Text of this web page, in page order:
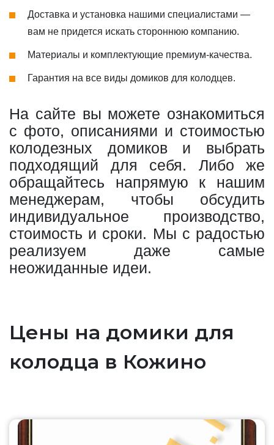
Доставка и установка нашими специалистами —
вам не придется искать стороннюю компанию.
Материалы и комплектующие премиум-качества.
Гарантия на все виды домиков для колодцев.
На сайте вы можете ознакомиться
с фото, описаниями и стоимостью
колодезных домиков и выбрать
подходящий для себя. Либо же
обращайтесь напрямую к нашим
менеджерам, чтобы обсудить
индивидуальное производство,
стоимость и сроки. Мы с радостью
реализуем даже самые
неожиданные идеи.
Цены на домики для
колодца в Кожино